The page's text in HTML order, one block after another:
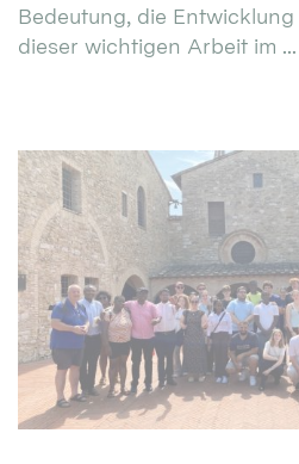
Bedeutung, die
dieser wichtigen Arbeit im ...